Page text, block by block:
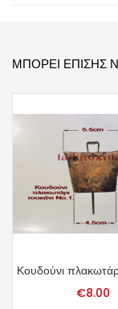
ΜΠΟΡΕΊ ΕΠΊΣΗΣ
€8.00